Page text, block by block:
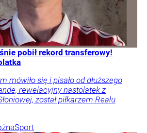
pobił rekord transferowy!
mówiło się i pisało od dłuższego
rewelacyjny nastolatek z
został piłkarzem Realu
Sport